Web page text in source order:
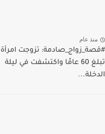
منذ عام
#قصة_زواج_صادمة: تزوجت امرأة
تبلغ 60 عامًا واكتشفت في ليلة
الدخلة...